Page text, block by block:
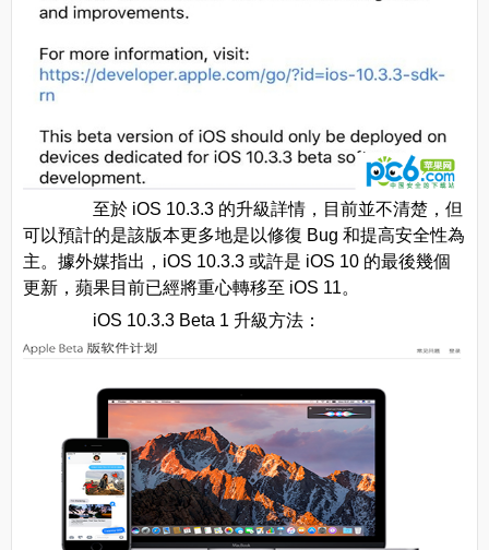
至於 iOS 10.3.3 的升級詳情，目前並不清楚，但
可以預計的是該版本更多地是以修復 Bug 和提高安全性為
主。據外媒指出，iOS 10.3.3 或許是 iOS 10 的最後幾個
更新，蘋果目前已經將重心轉移至 iOS 11。
iOS 10.3.3 Beta 1 升級方法：